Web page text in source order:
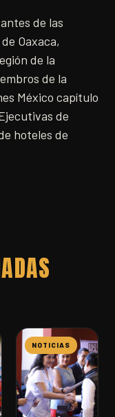
de las
Oaxaca,
de la
de la
México capítulo
de
hoteles de
NOTICIAS